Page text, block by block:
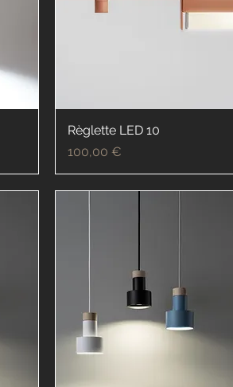
Règlette LED 10
Prix
100,00 €